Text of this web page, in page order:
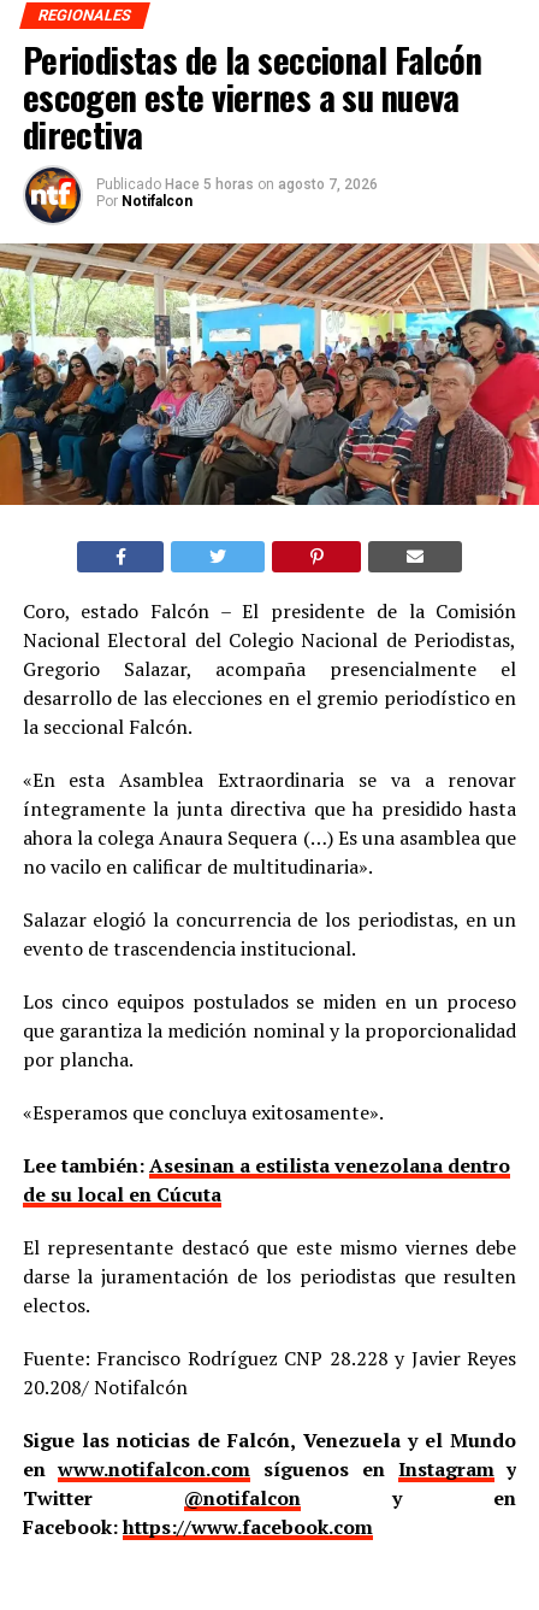
REGIONALES
Periodistas de la seccional Falcón
escogen este viernes a su nueva
directiva
Publicado Hace 5 horas on agosto 7, 2026
Por Notifalcon
Coro, estado Falcón – El presidente de la Comisión
Nacional Electoral del Colegio Nacional de Periodistas,
Gregorio Salazar, acompaña presencialmente el
desarrollo de las elecciones en el gremio periodístico en
la seccional Falcón.
«En esta Asamblea Extraordinaria se va a renovar
íntegramente la junta directiva que ha presidido hasta
ahora la colega Anaura Sequera (…) Es una asamblea que
no vacilo en calificar de multitudinaria».
Salazar elogió la concurrencia de los periodistas, en un
evento de trascendencia institucional.
Los cinco equipos postulados se miden en un proceso
que garantiza la medición nominal y la proporcionalidad
por plancha.
«Esperamos que concluya exitosamente».
Lee también:Asesinan a estilista venezolana dentro
de su local en Cúcuta
El representante destacó que este mismo viernes debe
darse la juramentación de los periodistas que resulten
electos.
Fuente: Francisco Rodríguez CNP 28.228 y Javier Reyes
20.208/ Notifalcón
Sigue las noticias de Falcón, Venezuela y el Mundo
enwww.notifalcon.com síguenos en Instagramy
Twitter @notifalcony en
Facebook:https://www.facebook.com